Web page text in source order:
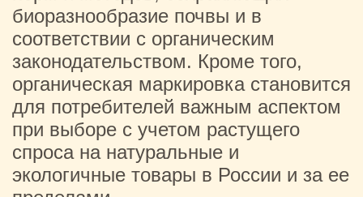
биоразнообразие почвы и в
соответствии с органическим
законодательством. Кроме того,
органическая маркировка становится
для потребителей важным аспектом
при выборе с учетом растущего
спроса на натуральные и
экологичные товары в России и за ее